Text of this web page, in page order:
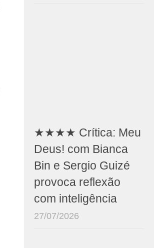
★★★★ Crítica: Meu
Deus! com Bianca
Bin e Sergio Guizé
provoca reflexão
com inteligência
27/07/2026